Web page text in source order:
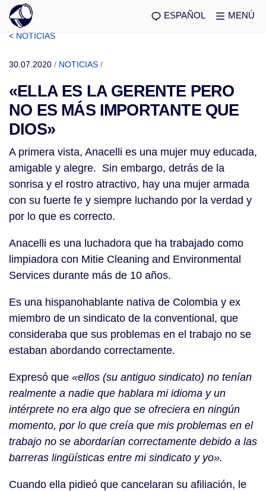
ESPAÑOL MENÚ
< NOTICIAS
30.07.2020 / NOTICIAS /
«ELLA ES LA GERENTE PERO
NO ES MÁS IMPORTANTE QUE
DIOS»
A primera vista, Anacelli es una mujer muy educada,
amigable y alegre. Sin embargo, detrás de la
sonrisa y el rostro atractivo, hay una mujer armada
con su fuerte fe y siempre luchando por la verdad y
por lo que es correcto.
Anacelli es una luchadora que ha trabajado como
limpiadora con Mitie Cleaning and Environmental
Services durante más de 10 años.
Es una hispanohablante nativa de Colombia y ex
miembro de un sindicato de la conventional, que
consideraba que sus problemas en el trabajo no se
estaban abordando correctamente.
Expresó que «ellos (su antiguo sindicato) no tenían
realmente a nadie que hablara mi idioma y un
intérprete no era algo que se ofreciera en ningún
momento, por lo que creía que mis problemas en el
trabajo no se abordarían correctamente debido a las
barreras lingüísticas entre mi sindicato y yo».
Cuando ella pidieó que cancelaran su afiliación, le